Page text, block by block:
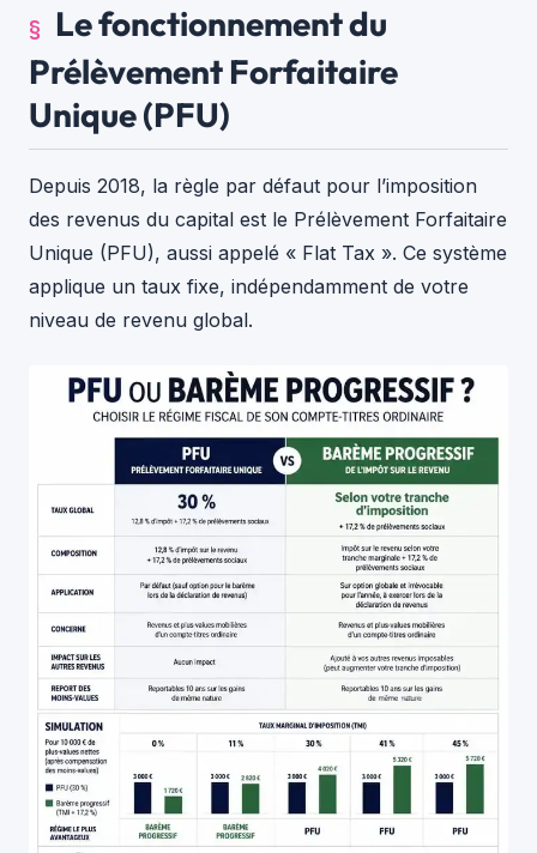
Le fonctionnement du
Prélèvement Forfaitaire
Unique (PFU)
Depuis 2018, la règle par défaut pour l’imposition
des revenus du capital est le Prélèvement Forfaitaire
Unique (PFU), aussi appelé « Flat Tax ». Ce système
applique un taux fixe, indépendamment de votre
niveau de revenu global.